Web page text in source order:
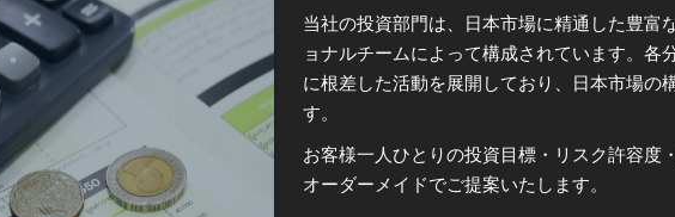
日本という投資の宝庫で、あなたと共に、新
入し、成長と成果を共有
株式二次市場）は、安定性・透明性・将来性を兼ね備えた、投資家にと
度化された金融システムと厳格な監督体制により、安心して投資を行う
最適です。
を推進する力を持ち、製造、IT、ライフサイエンス、サービス業など幅
良企業が数多く存在しています。これらの企業に投資することは、その
当社の投資部門は、日本市場に精通した豊富
ョナルチームによって構成されています。
に根差した活動を展開しており、日本市場の
す。
お客様一人ひとりの投資目標・リスク許容度
オーダーメイドでご提案いたします。